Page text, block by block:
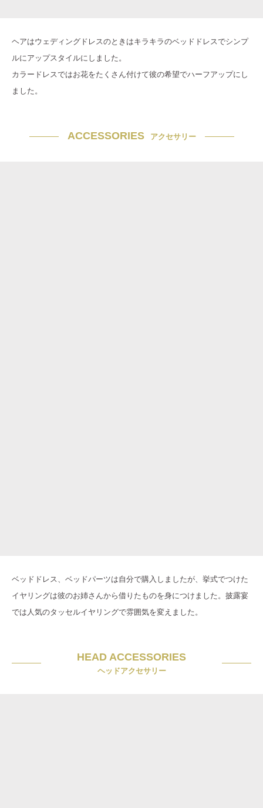
ヘアはウェディングドレスのときはキラキラのベッドドレスでシンプ
ルにアップスタイルにしました。
カラードレスではお花をたくさん付けて彼の希望でハーフアップにし
ました。
ACCESSORIES アクセサリー
ベッドドレス、ベッドパーツは自分で購入しましたが、挙式でつけた
イヤリングは彼のお姉さんから借りたものを身につけました。披露宴
では人気のタッセルイヤリングで雰囲気を変えました。
HEAD ACCESSORIES
ヘッドアクセサリー